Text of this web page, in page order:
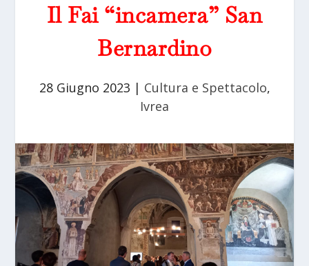
Il Fai “incamera” San
Bernardino
28 Giugno 2023 | Cultura e Spettacolo,
Ivrea